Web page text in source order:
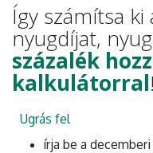
Így számítsa
nyugdíjat,
százalék
kalkulátorral!
Ugrás fel
írja be a